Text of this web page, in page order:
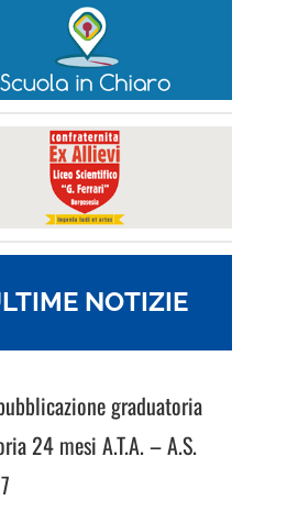
NOTIZIE
graduatoria
24 mesi A.T.A. – A.S.